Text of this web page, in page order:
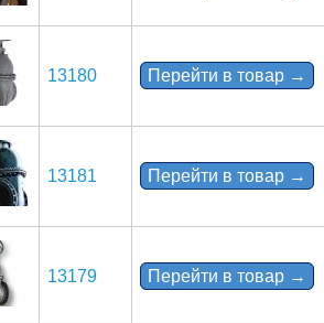
13180 Перейти в товар →
13181 Перейти в товар →
13179 Перейти в товар →